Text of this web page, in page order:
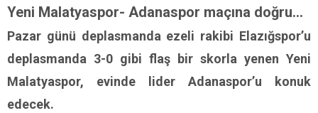
Yeni Malatyaspor- Adanaspor maçına doğru…
Pazar günü deplasmanda ezeli rakibi Elazığspor’u
deplasmanda 3-0 gibi flaş bir skorla yenen Yeni
Malatyaspor, evinde lider Adanaspor’u konuk
edecek.